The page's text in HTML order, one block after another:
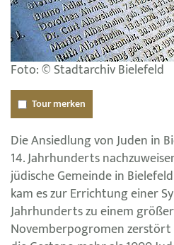
Foto: © Stadtarchiv Bielefeld
Tour merken
Die Ansiedlung von Juden in
14. Jahrhunderts
jüdische Gemeinde in
kam es zur Errichtung einer
Jahrhunderts zu einem
Novemberpogromen